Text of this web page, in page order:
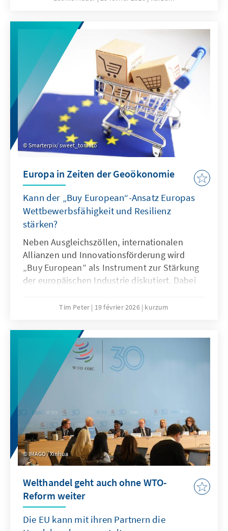
Omnibus modifiziert werden.
Smarterpix/ sweet_tomato
Europa in Zeiten der Geoökonomie
Kann der „Buy European“-Ansatz Europas
Wettbewerbsfähigkeit und Resilienz
stärken?
Neben Ausgleichszöllen, internationalen
Allianzen und Innovationsförderung wird
„Buy European” als Instrument zur Stärkung
der europäischen Industrie diskutiert. Dabei
und nur in eng definierten Bereichen
Kombination aus gezielten Ausgleichszöllen
bei unfairem Wettbewerb und einer offensiven
Freihandelsagenda.
Tim Peter 19 février 2026 kurzum
IMAGO / Xinhua
Welthandel geht auch ohne WTO-
Reform weiter
Die EU kann mit ihren Partnern die